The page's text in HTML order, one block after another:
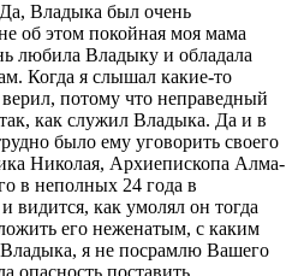
Владыка был очень
об этом покойная моя мама
любила Владыку и обладала
Когда я слышал какие-то
потому что неправедный
как служил Владыка. Да и в
было ему уговорить своего
Николая, Архиепископа Алма-
в неполных 24 года в
видится, как умолял он тогда
его неженатым, с каким
я не посрамлю Вашего
опасность поставить